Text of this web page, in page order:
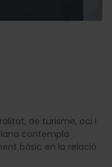
de turisme, oci i
contempla
bàsic en la relació